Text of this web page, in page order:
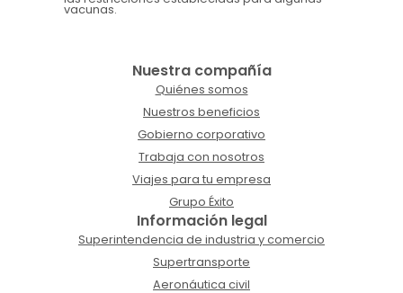
vacunas.
Nuestra compañía
Quiénes somos
Nuestros beneficios
Gobierno corporativo
Trabaja con nosotros
Viajes para tu empresa
Grupo Éxito
Información legal
Superintendencia de industria y comercio
Supertransporte
Aeronáutica civil